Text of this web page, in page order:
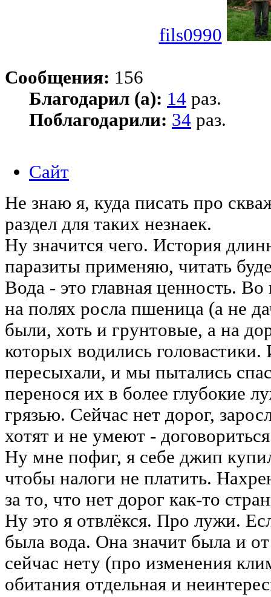
fils0990
Сообщения: 156
Благодарил (а): 14 раз.
Поблагодарили: 34 раз.
Сайт
Не знаю я, куда писать про
раздел для таких незнаек.
Ну значится чего. История
паразиты применяю, читать
Вода - это главная ценность. Во
на полях росла пшеница (а не
были, хоть и грунтовые, а на
которых водились
пересыхали, и мы пытались
перенося их в более глубокие
грязью. Сейчас нет дорог,
хотят и не умеют -
Ну мне пофиг, я себе джип
чтобы налоги не платить.
за то, что нет дорог как-то
Ну это я отвлёкся. Про лужи.
была вода. Она значит была и
сейчас нету (про изменения
обитания отдельная и